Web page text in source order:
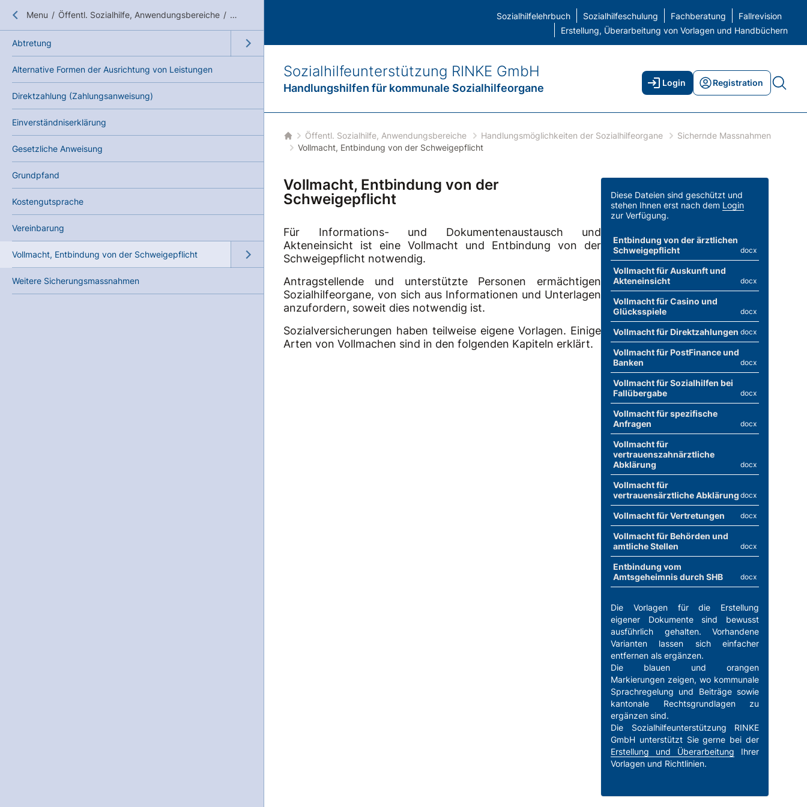
Close submenu
Menu / Öffentl. Sozialhilfe, Anwendungsbereiche / Handlungsmöglichkeiten der Sozialhilfeorgane Sichernde Massnahmen
Abtretung Open submenu
Alternative Formen der Ausrichtung von Leistungen
Direktzahlung (Zahlungsanweisung)
Einverständniserklärung
Gesetzliche Anweisung
Grundpfand
Kostengutsprache
Vereinbarung
Vollmacht, Entbindung von der Schweigepflicht Open submenu
Weitere Sicherungsmassnahmen
Sozialhilfelehrbuch Sozialhilfeschulung Fachberatung
Fallrevision
Erstellung, Überarbeitung von Vorlagen und Handbüchern
Sozialhilfeunterstützung RINKE GmbH
Handlungshilfen für kommunale Sozialhilfeorgane Login Registration
Startseite
Öffentl. Sozialhilfe, Anwendungsbereiche Handlungsmöglichkeiten der Sozialhilfeorgane
Sichernde Massnahmen
Vollmacht, Entbindung von der Schweigepflicht
Vollmacht, Entbindung von der
Schweigepflicht
Für Informations- und Dokumentenaustausch und
Akteneinsicht ist eine Vollmacht und Entbindung von der
Schweigepflicht notwendig.
Antragstellende und unterstützte Personen ermächtigen
Sozialhilfeorgane, von sich aus Informationen und Unterlagen
anzufordern, soweit dies notwendig ist.
Sozialversicherungen haben teilweise eigene Vorlagen. Einige
Arten von Vollmachen sind in den folgenden Kapiteln erklärt.
Diese Dateien sind geschützt und
stehen Ihnen erst nach dem Login
zur Verfügung.
Entbindung von der ärztlichen
Schweigepflicht
docx
Vollmacht für Auskunft und
Akteneinsicht
docx
Vollmacht für Casino und
Glücksspiele
docx
Vollmacht für Direktzahlungen docx
Vollmacht für PostFinance und
Banken
docx
Vollmacht für Sozialhilfen bei
Fallübergabe
docx
Vollmacht für spezifische
Anfragen
docx
Vollmacht für
vertrauenszahnärztliche
Abklärung
docx
Vollmacht für
vertrauensärztliche Abklärung docx
Vollmacht für Vertretungen docx
Vollmacht für Behörden und
amtliche Stellen
docx
Entbindung vom
Amtsgeheimnis durch SHB
docx
Die Vorlagen für die Erstellung
eigener Dokumente sind bewusst
ausführlich gehalten. Vorhandene
Varianten lassen sich einfacher
entfernen als ergänzen.
Die blauen und orangen
Markierungen zeigen, wo kommunale
Sprachregelung und Beiträge sowie
kantonale Rechtsgrundlagen zu
ergänzen sind.
Die Sozialhilfeunterstützung RINKE
GmbH unterstützt Sie gerne bei der
Erstellung und Überarbeitung Ihrer
Vorlagen und Richtlinien.